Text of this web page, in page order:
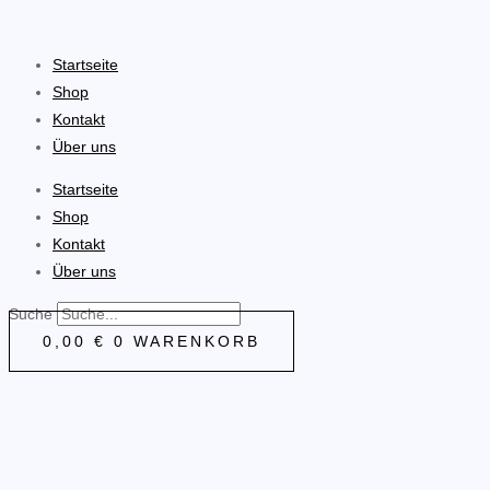
springen
Startseite
Shop
Kontakt
Über uns
Startseite
Shop
Kontakt
Über uns
Suche
0,00 € 0 WARENKORB